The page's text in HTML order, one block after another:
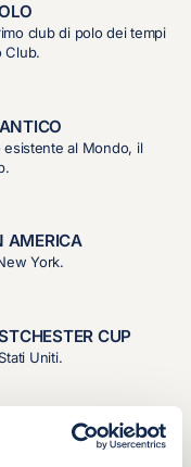
club di polo dei tempi
Club.
al Mondo, il
AMERICA
York.
CUP
Uniti.
(USPA)
lo sport del polo.